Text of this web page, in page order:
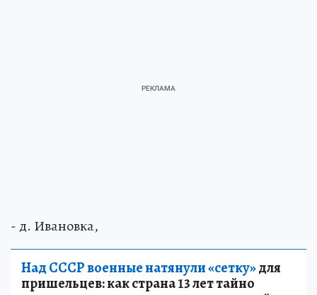
- д. Ивановка,
Над СССР военные натянули «сетку»для
пришельцев: как страна 13 лет тайно